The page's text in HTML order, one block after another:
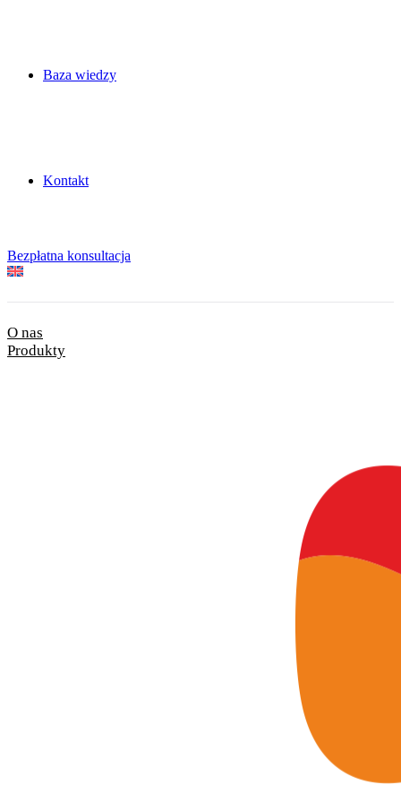
Baza wiedzy
Kontakt
Bezpłatna konsultacja
O nas
Produkty